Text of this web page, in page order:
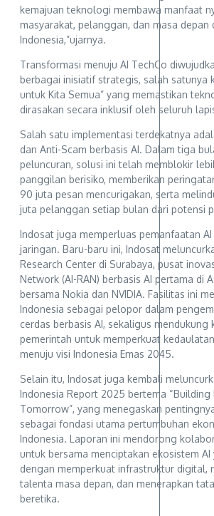
kemajuan teknologi membawa manfaat
masyarakat, pelanggan, dan masa depan
Indonesia,”ujarnya.
Transformasi menuju AI TechCo
berbagai inisiatif strategis, salah satunya
untuk Kita Semua” yang memastikan
dirasakan secara inklusif oleh seluruh
Salah satu implementasi terdekatnya
dan Anti-Scam berbasis AI. Dalam tiga
peluncuran, solusi ini telah memblokir
panggilan berisiko, memberikan
90 juta pesan mencurigakan, serta
juta pelanggan setiap bulan dari potensi
Indosat juga memperluas pemanfaatan
jaringan. Baru-baru ini, Indosat
Research Center di Surabaya, pusat
Network (AI-RAN) berbasis AI pertama di
bersama Nokia dan NVIDIA. Fasilitas ini
Indonesia sebagai pelopor dalam
cerdas berbasis AI, sekaligus mendukung
pemerintah untuk memperkuat
menuju visi Indonesia Emas 2045.
Selain itu, Indosat juga kembali
Indonesia Report 2025 bertema
Tomorrow”, yang menegaskan
sebagai fondasi utama pertumbuhan
Indonesia. Laporan ini mendorong
untuk bersama menciptakan ekosistem AI
dengan memperkuat infrastruktur digital,
talenta masa depan, dan menerapkan
beretika.